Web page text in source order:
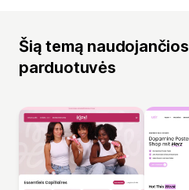
Šią temą naudojančios
parduotuvės